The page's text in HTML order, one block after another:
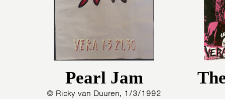
Pearl Jam
© Ricky van Duuren, 1/3/1992